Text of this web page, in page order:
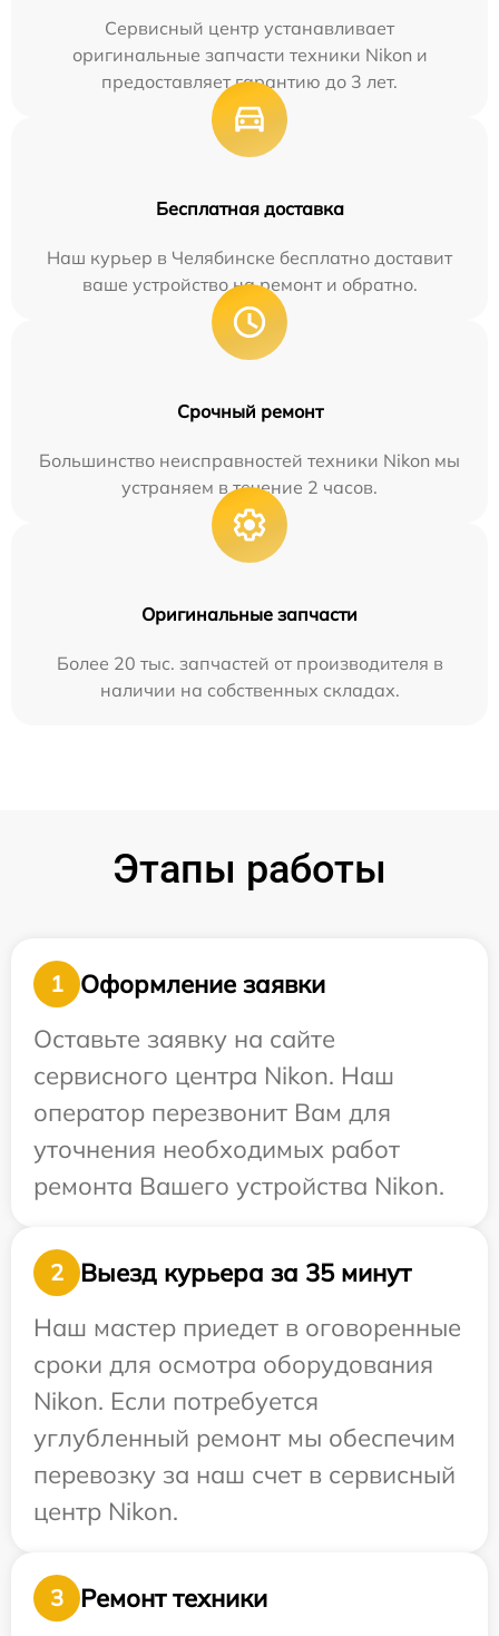
Сервисный центр устанавливает
оригинальные запчасти техники Nikon и
предоставляет гарантию до 3 лет.
Бесплатная доставка
Наш курьер в Челябинске бесплатно доставит
ваше устройство на ремонт и обратно.
Срочный ремонт
Большинство неисправностей техники Nikon мы
устраняем в течение 2 часов.
Оригинальные запчасти
Более 20 тыс. запчастей от производителя в
наличии на собственных складах.
Этапы работы
1
Оформление заявки
Оставьте заявку на сайте
сервисного центра Nikon. Наш
оператор перезвонит Вам для
уточнения необходимых работ
ремонта Вашего устройства Nikon.
2
Выезд курьера за 35 минут
Наш мастер приедет в оговоренные
сроки для осмотра оборудования
Nikon. Если потребуется
углубленный ремонт мы обеспечим
перевозку за наш счет в сервисный
центр Nikon.
3 Ремонт техники